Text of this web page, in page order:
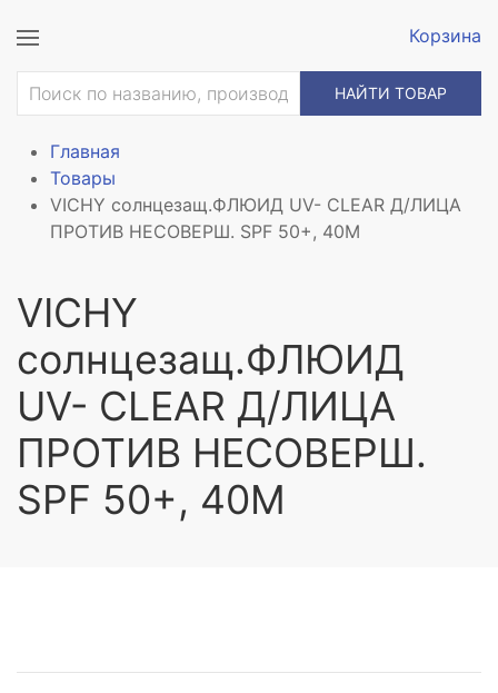
Корзина
НАЙТИ ТОВАР
Главная
Товары
VICHY солнцезащ.ФЛЮИД UV- CLEAR Д/ЛИЦА
ПРОТИВ НЕСОВЕРШ. SPF 50+, 40М
VICHY
солнцезащ.ФЛЮИД
UV- CLEAR Д/ЛИЦА
ПРОТИВ НЕСОВЕРШ.
SPF 50+, 40М